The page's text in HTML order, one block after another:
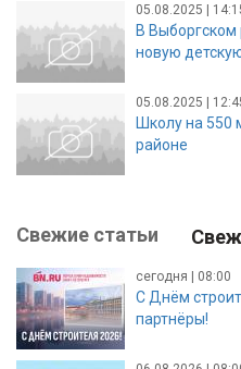
05.08.2025 |
В Выборгском
новую
05.08.2025 |
Школу на 550
районе
Свежие статьи
сегодня | 08:00
С Днём
партнёры!